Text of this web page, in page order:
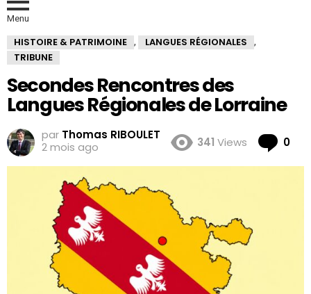
Menu
HISTOIRE & PATRIMOINE , LANGUES RÉGIONALES ,
TRIBUNE
Secondes Rencontres des
Langues Régionales de Lorraine
par Thomas RIBOULET
2 mois ago
341 Views 0